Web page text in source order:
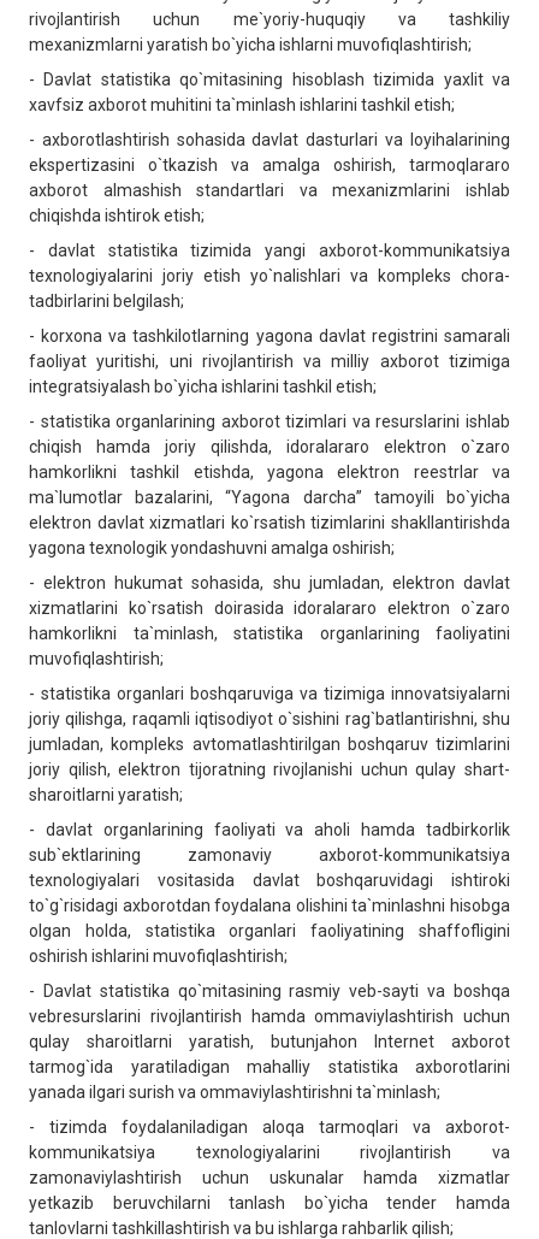
rivojlantirish uchun me`yoriy-huquqiy va tashkiliy
mexanizmlarni yaratish bo`yicha ishlarni muvofiqlashtirish;
- Davlat statistika qo`mitasining hisoblash tizimida yaxlit va
xavfsiz axborot muhitini ta`minlash ishlarini tashkil etish;
- axborotlashtirish sohasida davlat dasturlari va loyihalarining
ekspertizasini o`tkazish va amalga oshirish, tarmoqlararo
axborot almashish standartlari va mexanizmlarini ishlab
chiqishda ishtirok etish;
- davlat statistika tizimida yangi axborot-kommunikatsiya
texnologiyalarini joriy etish yo`nalishlari va kompleks chora-
tadbirlarini belgilash;
- korxona va tashkilotlarning yagona davlat registrini samarali
faoliyat yuritishi, uni rivojlantirish va milliy axborot tizimiga
integratsiyalash bo`yicha ishlarini tashkil etish;
- statistika organlarining axborot tizimlari va resurslarini ishlab
chiqish hamda joriy qilishda, idoralararo elektron o`zaro
hamkorlikni tashkil etishda, yagona elektron reestrlar va
ma`lumotlar bazalarini, “Yagona darcha” tamoyili bo`yicha
elektron davlat xizmatlari ko`rsatish tizimlarini shakllantirishda
yagona texnologik yondashuvni amalga oshirish;
- elektron hukumat sohasida, shu jumladan, elektron davlat
xizmatlarini ko`rsatish doirasida idoralararo elektron o`zaro
hamkorlikni ta`minlash, statistika organlarining faoliyatini
muvofiqlashtirish;
- statistika organlari boshqaruviga va tizimiga innovatsiyalarni
joriy qilishga, raqamli iqtisodiyot o`sishini rag`batlantirishni, shu
jumladan, kompleks avtomatlashtirilgan boshqaruv tizimlarini
joriy qilish, elektron tijoratning rivojlanishi uchun qulay shart-
sharoitlarni yaratish;
- davlat organlarining faoliyati va aholi hamda tadbirkorlik
sub`ektlarining zamonaviy axborot-kommunikatsiya
texnologiyalari vositasida davlat boshqaruvidagi ishtiroki
to`g`risidagi axborotdan foydalana olishini ta`minlashni hisobga
olgan holda, statistika organlari faoliyatining shaffofligini
oshirish ishlarini muvofiqlashtirish;
- Davlat statistika qo`mitasining rasmiy veb-sayti va boshqa
vebresurslarini rivojlantirish hamda ommaviylashtirish uchun
qulay sharoitlarni yaratish, butunjahon Internet axborot
tarmog`ida yaratiladigan mahalliy statistika axborotlarini
yanada ilgari surish va ommaviylashtirishni ta`minlash;
- tizimda foydalaniladigan aloqa tarmoqlari va axborot-
kommunikatsiya texnologiyalarini rivojlantirish va
zamonaviylashtirish uchun uskunalar hamda xizmatlar
yetkazib beruvchilarni tanlash bo`yicha tender hamda
tanlovlarni tashkillashtirish va bu ishlarga rahbarlik qilish;